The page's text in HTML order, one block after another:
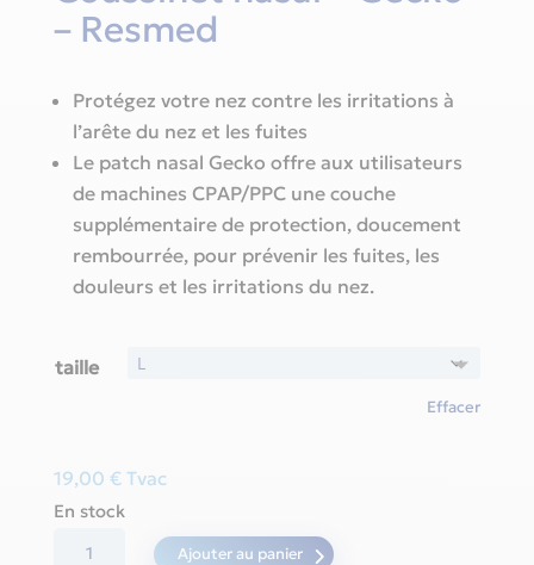
– Resmed
Protégez votre nez contre les irritations à
l’arête du nez et les fuites
Le patch nasal Gecko offre aux utilisateurs
de machines CPAP/PPC une couche
supplémentaire de protection, doucement
rembourrée, pour prévenir les fuites, les
douleurs et les irritations du nez.
taille
Effacer
19,00 € Tvac
En stock
quantité
Ajouter au panier